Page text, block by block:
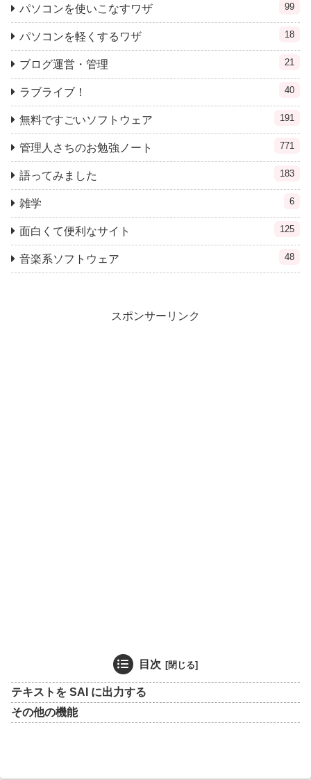
パソコンを使いこなすワザ 99
パソコンを軽くするワザ 18
ブログ運営・管理 21
ラブライブ！ 40
無料ですごいソフトウェア 191
管理人さちのお勉強ノート 771
語ってみました 183
雑学 6
面白くて便利なサイト 125
音楽系ソフトウェア 48
スポンサーリンク
目次
テキストを SAI に出力する
その他の機能